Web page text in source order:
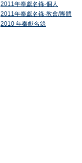
2011年奉獻名錄-個人
2011年奉獻名錄-教會/團體
2010 年奉獻名錄